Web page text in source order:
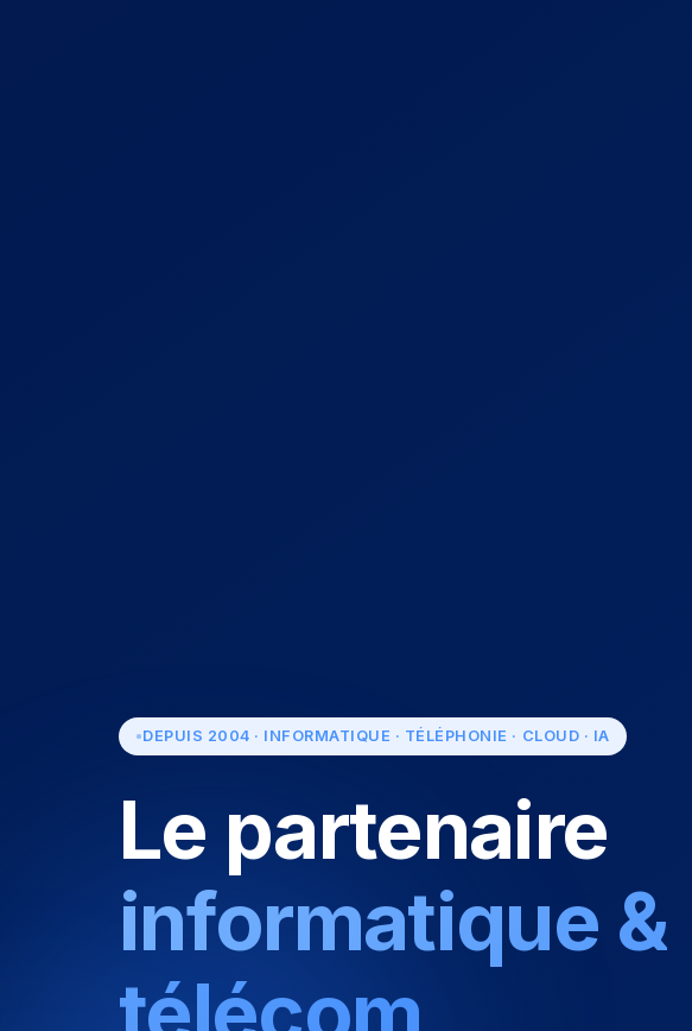
DEPUIS 2004 · INFORMATIQUE · TÉLÉPHONIE · CLOUD · IA
Le partenaire
informatique &